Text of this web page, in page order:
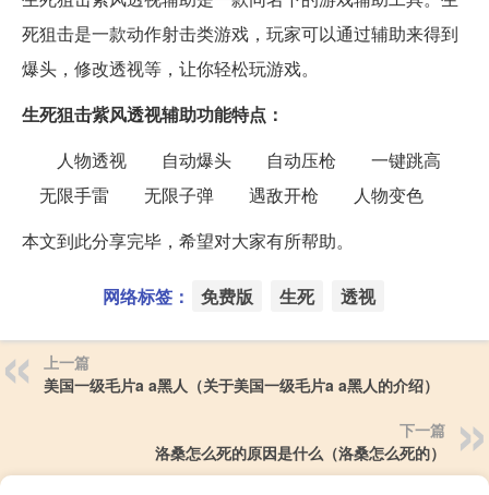
死狙击是一款动作射击类游戏，玩家可以通过辅助来得到
爆头，修改透视等，让你轻松玩游戏。
生死狙击紫风透视辅助功能特点：
人物透视 自动爆头 自动压枪 一键跳高
无限手雷 无限子弹 遇敌开枪 人物变色
本文到此分享完毕，希望对大家有所帮助。
网络标签： 免费版 生死 透视
上一篇
美国一级毛片a a黑人（关于美国一级毛片a a黑人的介绍）
下一篇
洛桑怎么死的原因是什么（洛桑怎么死的）